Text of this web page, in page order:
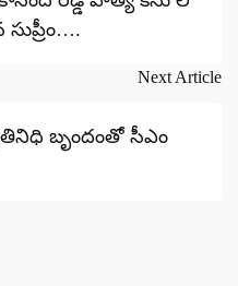
Next Article
బృందంతో సీఎం